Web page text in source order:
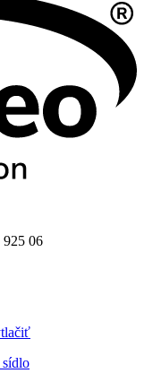
925 06
sídlo